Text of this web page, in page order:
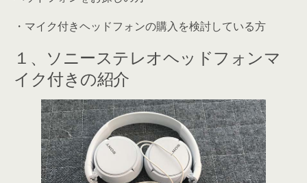
・マイク付きヘッドフォンの購入を検討している方
１、ソニーステレオヘッドフォンマ
イク付きの紹介